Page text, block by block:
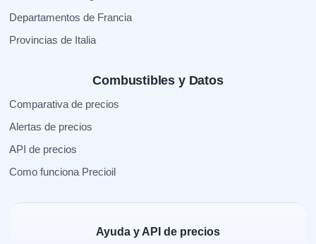
Departamentos de Francia
Provincias de Italia
Combustibles y Datos
Comparativa de precios
Alertas de precios
API de precios
Como funciona Precioil
Ayuda y API de precios